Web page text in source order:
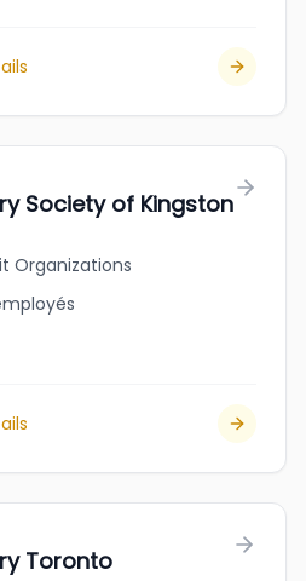
Society of Kingston
Organizations
Toronto